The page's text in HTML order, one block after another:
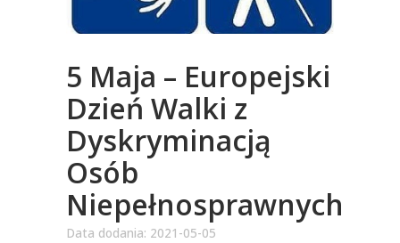
5 Maja – Europejski
Dzień Walki z
Dyskryminacją
Osób
Niepełnosprawnych
Data dodania: 2021-05-05